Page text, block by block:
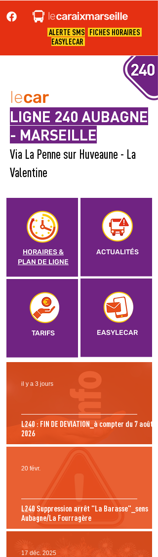
ALERTE SMS
EASYLECAR
FICHES HORAIRES
lecar
LIGNE 240 AUBAGNE
- MARSEILLE
Via La Penne sur Huveaune - La
Valentine
HORAIRES &
PLAN DE LIGNE
TARIFS
ACTUALITÉS
EASYLECAR
L240 : FIN DE DEVIATION_à compter du 7 août
2026
il y a 3 jours
L240 Suppression arrêt "La Barasse"_sens
Aubagne/La Fourragère
20 févr.
17 déc. 2025